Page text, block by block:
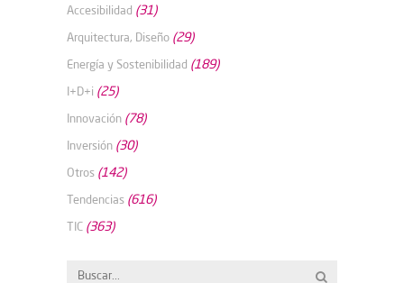
Accesibilidad (31)
Arquitectura, Diseño (29)
Energía y Sostenibilidad (189)
I+D+i (25)
Innovación (78)
Inversión (30)
Otros (142)
Tendencias (616)
TIC (363)